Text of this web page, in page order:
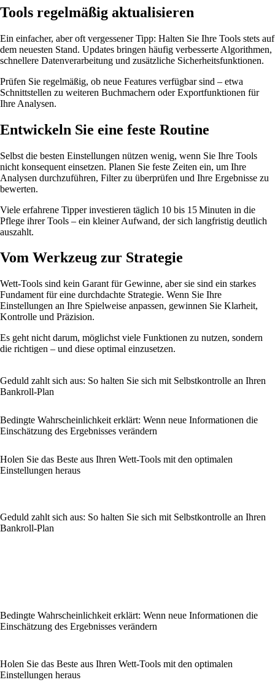
Tools regelmäßig aktualisieren
Ein einfacher, aber oft vergessener Tipp: Halten Sie Ihre Tools stets auf
dem neuesten Stand. Updates bringen häufig verbesserte Algorithmen,
schnellere Datenverarbeitung und zusätzliche Sicherheitsfunktionen.
Prüfen Sie regelmäßig, ob neue Features verfügbar sind – etwa
Schnittstellen zu weiteren Buchmachern oder Exportfunktionen für
Ihre Analysen.
Entwickeln Sie eine feste Routine
Selbst die besten Einstellungen nützen wenig, wenn Sie Ihre Tools
nicht konsequent einsetzen. Planen Sie feste Zeiten ein, um Ihre
Analysen durchzuführen, Filter zu überprüfen und Ihre Ergebnisse zu
bewerten.
Viele erfahrene Tipper investieren täglich 10 bis 15 Minuten in die
Pflege ihrer Tools – ein kleiner Aufwand, der sich langfristig deutlich
auszahlt.
Vom Werkzeug zur Strategie
Wett-Tools sind kein Garant für Gewinne, aber sie sind ein starkes
Fundament für eine durchdachte Strategie. Wenn Sie Ihre
Einstellungen an Ihre Spielweise anpassen, gewinnen Sie Klarheit,
Kontrolle und Präzision.
Es geht nicht darum, möglichst viele Funktionen zu nutzen, sondern
die richtigen – und diese optimal einzusetzen.
Geduld zahlt sich aus: So halten Sie sich mit Selbstkontrolle an Ihren
Bankroll-Plan
Bedingte Wahrscheinlichkeit erklärt: Wenn neue Informationen die
Einschätzung des Ergebnisses verändern
Holen Sie das Beste aus Ihren Wett-Tools mit den optimalen
Einstellungen heraus
Geduld zahlt sich aus: So halten Sie sich mit Selbstkontrolle an Ihren
Bankroll-Plan
Bedingte Wahrscheinlichkeit erklärt: Wenn neue Informationen die
Einschätzung des Ergebnisses verändern
Holen Sie das Beste aus Ihren Wett-Tools mit den optimalen
Einstellungen heraus